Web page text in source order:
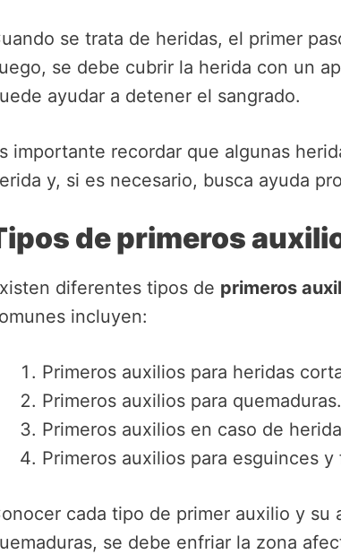
se trata de heridas, el primer
se debe cubrir la herida con un
ayudar a detener el sangrado.
importante recordar que algunas
y, si es necesario, busca ayuda
de primeros
diferentes tipos de primeros
incluyen:
Primeros auxilios para heridas
Primeros auxilios para quemaduras.
Primeros auxilios en caso de
Primeros auxilios para esguinces y
cada tipo de primer auxilio y
se debe enfriar la zona